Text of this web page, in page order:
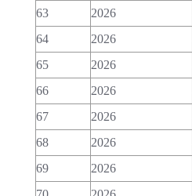
63
2026
64
2026
65
2026
66
2026
67
2026
68
2026
69
2026